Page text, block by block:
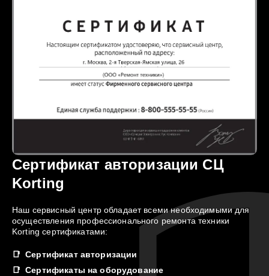
Сертификат авторизации СЦ
Korting
Наш сервисный центр обладает всеми необходимыми для
осуществления профессионального ремонта техники
Korting сертификатами:
Сертификат авторизации
Сертификаты на оборудование